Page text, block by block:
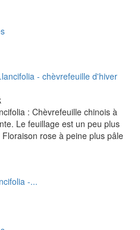
: Chèvrefeuille chinois à
Le feuillage est un peu plus
rose à peine plus pâle
-...